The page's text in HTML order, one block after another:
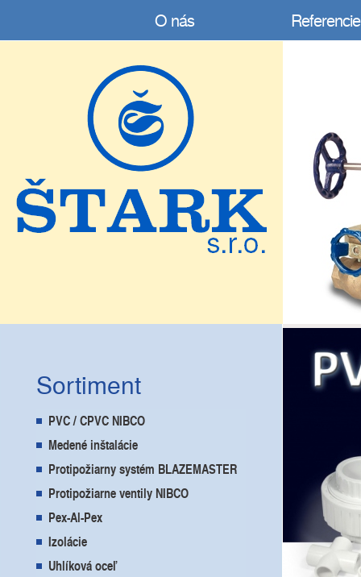
O nás Referencie
Sortiment
PVC / CPVC NIBCO
Medené inštalácie
Protipožiarny systém BLAZEMASTER
Protipožiarne ventily NIBCO
Pex-Al-Pex
Izolácie
Uhlíková oceľ